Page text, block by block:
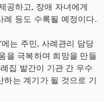
공하고, 장애 자녀에게
례 등도 수록될 예정이다.
는 주민, 사례관리 담당
을 극복하며 희망을 만들
집 발간이 기관 간 우수
는 계기가 될 것으로 기